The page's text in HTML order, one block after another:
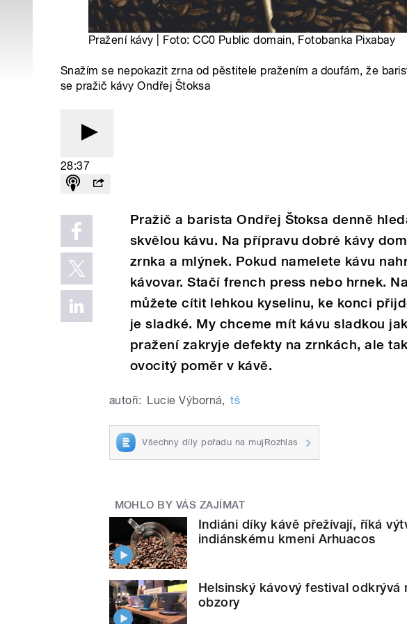
Pražení kávy | Foto: CC0 Public domain, Fotobanka Pixabay
Snažím se nepokazit zrna od pěstitele pražením a doufám, že
se pražič kávy Ondřej Štoksa
28:37
Pražič a barista Ondřej Štoksa denně
skvělou kávu. Na přípravu dobré kávy
zrnka a mlýnek. Pokud namelete kávu
kávovar. Stačí french press nebo hrnek.
můžete cítit lehkou kyselinu, ke konci
je sladké. My chceme mít kávu sladkou
pražení zakryje defekty na zrnkách, ale
ovocitý poměr v kávě.
autoři: Lucie Výborná, tš
Všechny díly pořadu na mujRozhlas
MOHLO BY VÁS ZAJÍMAT
Indiáni díky kávě přežívají, říká
indiánskému kmeni Arhuacos
Helsinský kávový festival odkrývá
obzory